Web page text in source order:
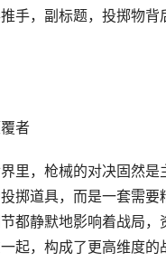
手，副标题，投掷物背
者
里，枪械的对决固然
掷道具，而是一套需
都静默地影响着战局
起，构成了更高维度